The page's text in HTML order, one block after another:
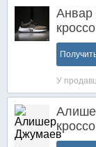
Анвар
У